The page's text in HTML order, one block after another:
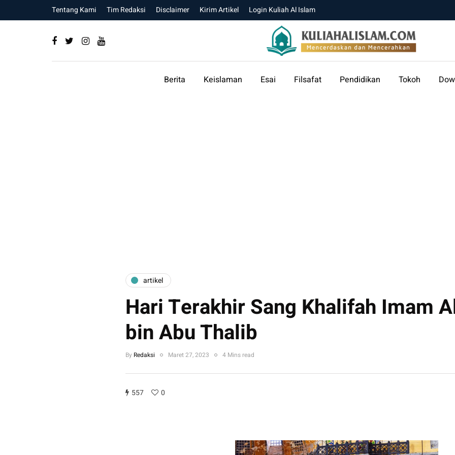
Tentang Kami Tim Redaksi Disclaimer Kirim Artikel Login Kuliah Al Islam
Berita Keislaman Esai Filsafat Pendidikan Tokoh
artikel
Hari Terakhir Sang Khalifah Imam
bin Abu Thalib
By Redaksi Maret 27, 2023 4 Mins read
557 0